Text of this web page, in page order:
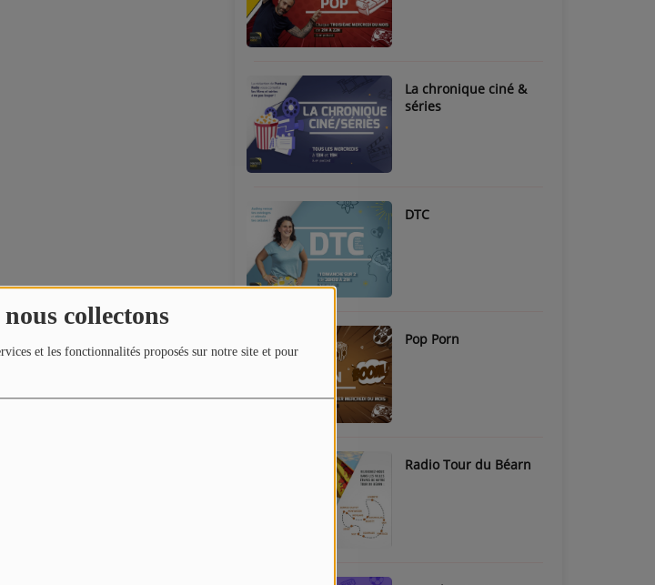
collectons
et les fonctionnalités proposés sur notre site et pour
La chronique ciné &
séries
DTC
Pop Porn
Radio Tour du Béarn